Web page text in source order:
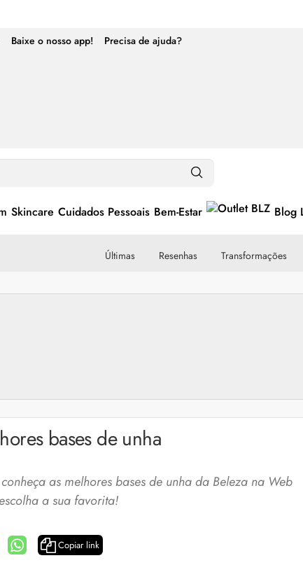
Baixe o nosso app! Precisa de ajuda?
Skincare Cuidados Pessoais Bem-Estar Blog
Últimas Resenhas Transformações
bases de unha
as melhores bases de unha da Beleza na Web
a sua favorita!
Copiar link